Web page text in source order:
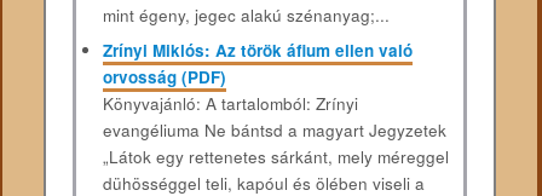
mint égeny, jegec alakú szénanyag;...
Zrínyi Miklós: Az török áfium ellen való
orvosság (PDF)
Könyvajánló: A tartalomból: Zrínyi
evangéliuma Ne bántsd a magyart Jegyzetek
„Látok egy rettenetes sárkánt, mely méreggel
dühösséggel teli, kapóul és ölében viseli a